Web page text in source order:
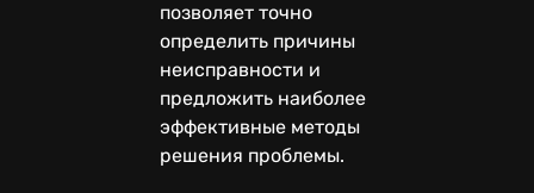
позволяет точно
определить причины
неисправности и
предложить наиболее
эффективные методы
решения проблемы.